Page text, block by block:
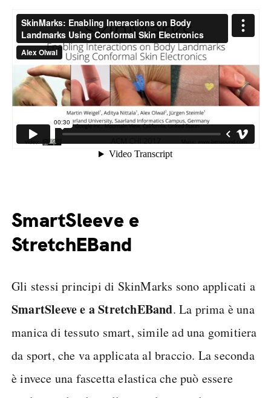
SmartSleeve e
StretchEBand
Gli stessi principi di SkinMarks sono applicati a
SmartSleeve e a StretchEBand. La prima è una
manica di tessuto smart, simile ad una gomitiera
da sport, che va applicata al braccio. La seconda
è invece una fascetta elastica che può essere